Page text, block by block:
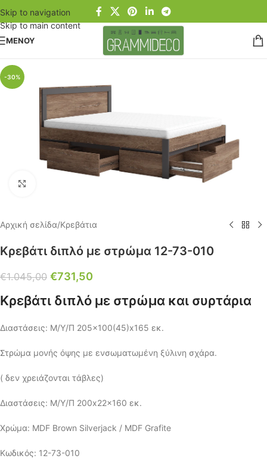
Skip to navigation
Skip to main content
ΜΕΝΟΥ
-30%
Αρχική σελίδα/Κρεβάτια
Κρεβάτι διπλό με στρώμα 12-73-010
€1.045,00 €731,50
Κρεβάτι διπλό με στρώμα και συρτάρια
Διαστάσεις: Μ/Υ/Π 205×100(45)x165 εκ.
Στρώμα μονής όψης με ενσωματωμένη ξύλινη σχάρα.
( δεν χρειάζονται τάβλες)
Διαστάσεις: Μ/Υ/Π 200x22x160 εκ.
Χρώμα: MDF Brown Silverjack / MDF Grafite
Κωδικός: 12-73-010